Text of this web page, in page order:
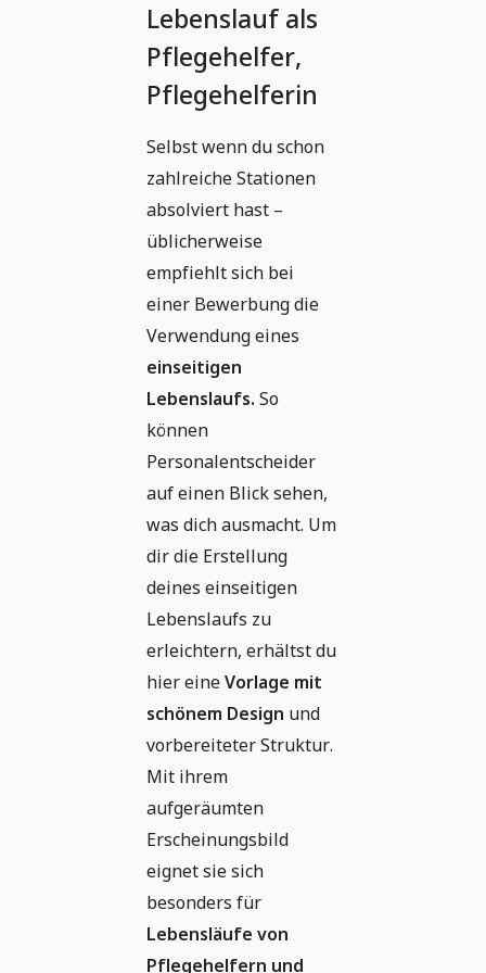
Lebenslauf als
Pflegehelfer,
Pflegehelferin
Selbst wenn du schon
zahlreiche Stationen
absolviert hast –
üblicherweise
empfiehlt sich bei
einer Bewerbung die
Verwendung eines
einseitigen
Lebenslaufs. So
können
Personalentscheider
auf einen Blick sehen,
was dich ausmacht. Um
dir die Erstellung
deines einseitigen
Lebenslaufs zu
erleichtern, erhältst du
hier eineVorlage mit
schönem Design und
vorbereiteter Struktur.
Mit ihrem
aufgeräumten
Erscheinungsbild
eignet sie sich
besonders für
Lebensläufe von
Pflegehelfern und